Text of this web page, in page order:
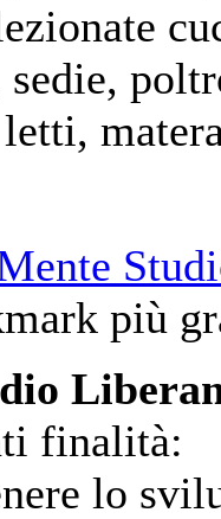
finalità:
lo